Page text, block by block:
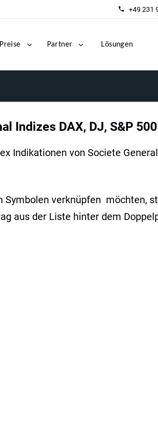
+49 231
Preise Partner Lösungen
Indizes DAX, DJ, S&P
Indikationen von Societe
verknüpfen möchten,
aus der Liste hinter dem